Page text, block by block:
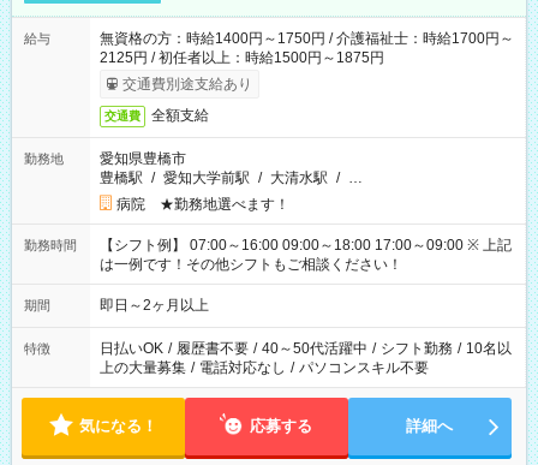
給与
無資格の方：時給1400円～1750円 / 介護福祉士：時給1700円～
2125円 / 初任者以上：時給1500円～1875円
交通費別途支給あり
交通費 全額支給
勤務地
愛知県豊橋市
豊橋駅 / 愛知大学前駅 / 大清水駅 / …
病院 ★勤務地選べます！
勤務時間
【シフト例】 07:00～16:00 09:00～18:00 17:00～09:00 ※ 上記
は一例です！その他シフトもご相談ください！
期間 即日～2ヶ月以上
特徴 日払いOK / 履歴書不要 / 40～50代活躍中 / シフト勤務 / 10名以
上の大量募集 / 電話対応なし / パソコンスキル不要
気になる！ 応募する 詳細へ